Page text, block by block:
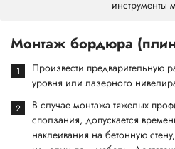
инструменты
Монтаж бордюра
Произвести предварительную
уровня или лазерного
В случае монтажа тяжелых
сползания, допускается
наклеивания на бетонную